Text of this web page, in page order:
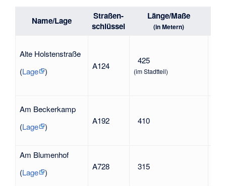
Name/Lage
Straßen-
schlüssel
Länge/Maße
(in Metern)
Alte Holstenstraße
(Lage )
A124
425
(im Stadtteil)
Am Beckerkamp
(Lage )
A192 410
Am Blumenhof
(Lage )
A728 315